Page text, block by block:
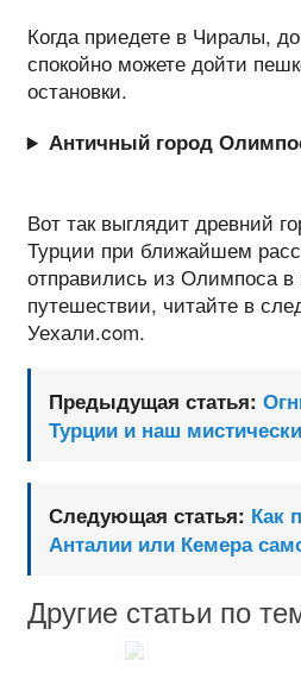
Когда приедете в Чиралы,
спокойно можете дойти
остановки.
Античный город
Вот так выглядит древний
Турции при ближайшем
отправились из Олимпоса
путешествии, читайте в
Уехали.com.
Предыдущая статья:
Турции и наш
Следующая статья: Как
Анталии или Кемера
Другие статьи по